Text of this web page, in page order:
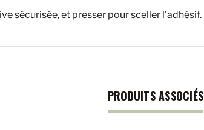
sécurisée, et presser pour sceller l’adhésif.
PRODUITS ASSOCIÉS